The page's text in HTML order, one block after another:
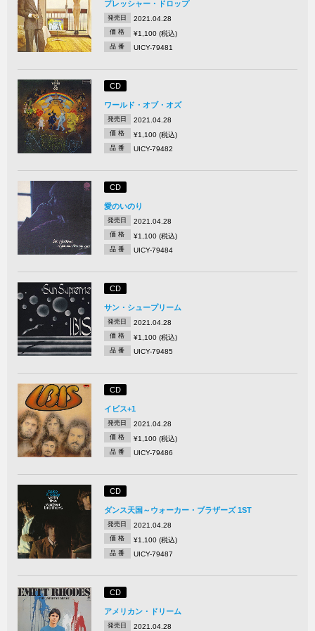
プレッシャー・ドロップ
発売日 2021.04.28
価 格 ¥1,100 (税込)
品 番 UICY-79481
CD
ワールド・オブ・オズ
発売日 2021.04.28
価 格 ¥1,100 (税込)
品 番 UICY-79482
CD
愛のいのり
発売日 2021.04.28
価 格 ¥1,100 (税込)
品 番 UICY-79484
CD
サン・シュープリーム
発売日 2021.04.28
価 格 ¥1,100 (税込)
品 番 UICY-79485
CD
イビス+1
発売日 2021.04.28
価 格 ¥1,100 (税込)
品 番 UICY-79486
CD
ダンス天国～ウォーカー・ブラザーズ 1ST
発売日 2021.04.28
価 格 ¥1,100 (税込)
品 番 UICY-79487
CD
アメリカン・ドリーム
発売日 2021.04.28